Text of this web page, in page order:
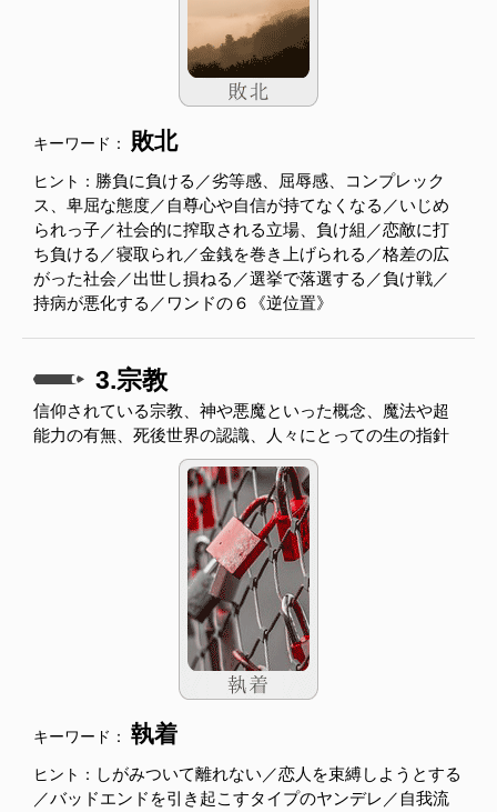
キーワード： 敗北
ヒント： 勝負に負ける／劣等感、屈辱感、コンプレック
ス、卑屈な態度／自尊心や自信が持てなくなる／いじめ
られっ子／社会的に搾取される立場、負け組／恋敵に打
ち負ける／寝取られ／金銭を巻き上げられる／格差の広
がった社会／出世し損ねる／選挙で落選する／負け戦／
持病が悪化する／ワンドの６《逆位置》
3.宗教
信仰されている宗教、神や悪魔といった概念、魔法や超
能力の有無、死後世界の認識、人々にとっての生の指針
キーワード： 執着
ヒント： しがみついて離れない／恋人を束縛しようとする
／バッドエンドを引き起こすタイプのヤンデレ／自我流